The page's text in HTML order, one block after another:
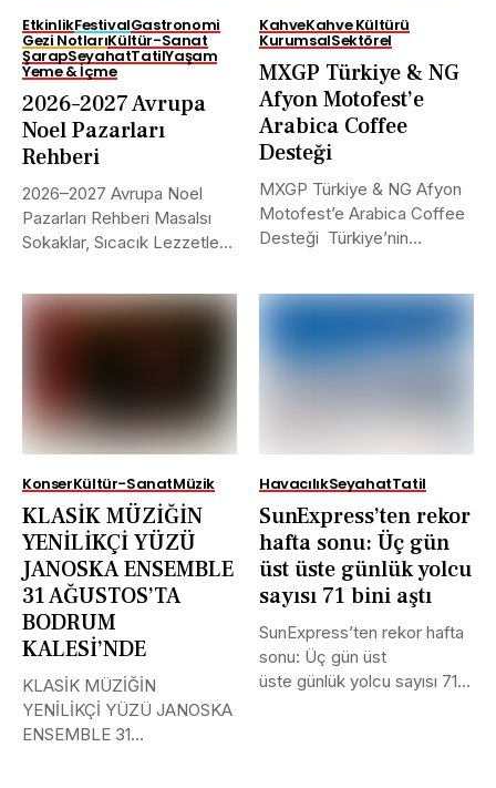
EtkinlikFestivalGastronomi
Gezi NotlarıKültür-Sanat
ŞarapSeyahatTatilYaşam
Yeme & İçme
2026–2027 Avrupa
Noel Pazarları
Rehberi
2026–2027 Avrupa Noel
Pazarları Rehberi Masalsı
Sokaklar, Sıcacık Lezzetler
KahveKahve Kültürü
KurumsalSektörel
MXGP Türkiye & NG
Afyon Motofest’e
Arabica Coffee
Desteği
MXGP Türkiye & NG Afyon
Motofest’e Arabica Coffee
Desteği Türkiye’nin
KonserKültür-SanatMüzik
KLASİK MÜZİĞİN
YENİLİKÇİ YÜZÜ
JANOSKA ENSEMBLE
31 AĞUSTOS’TA
BODRUM
KALESİ’NDE
KLASİK MÜZİĞİN
YENİLİKÇİ YÜZÜ JANOSKA
ENSEMBLE 31
HavacılıkSeyahatTatil
SunExpress’ten rekor
hafta sonu: Üç gün
üst üste günlük yolcu
sayısı 71 bini aştı
SunExpress’ten rekor hafta
sonu: Üç gün üst
üste günlük yolcu sayısı 71